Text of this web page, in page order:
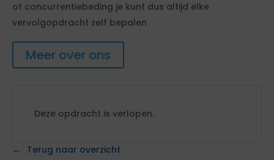
of concurrentiebeding je kunt dus altijd elke
vervolgopdracht zelf bepalen
Meer over ons
Deze opdracht is verlopen.
Terug naar overzicht